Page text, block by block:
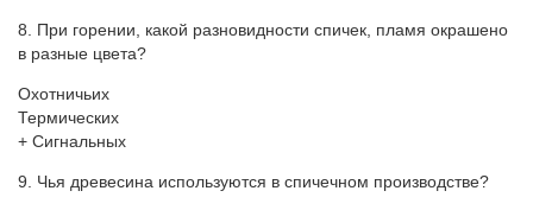
8. При горении, какой разновидности спичек, пламя окрашено
в разные цвета?
Охотничьих
Термических
+ Сигнальных
9. Чья древесина используются в спичечном производстве?